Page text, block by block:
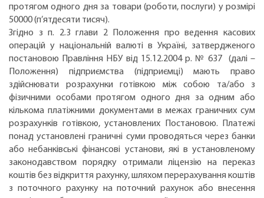
протягом одного дня за товари (роботи, послуги) у розмірі
50000 (п’ятдесяти тисяч).
Згідно з п. 2.3 глави 2 Положення про ведення касових
операцій у національній валюті в Україні, затвердженого
постановою Правління НБУ від 15.12.2004 р. № 637 (далі –
Положення) підприємства (підприємці) мають право
здійснювати розрахунки готівкою між собою та/або з
фізичними особами протягом одного дня за одним або
кількома платіжними документами в межах граничних сум
розрахунків готівкою, установлених Постановою. Платежі
понад установлені граничні суми проводяться через банки
або небанківські фінансові установи, які в установленому
законодавством порядку отримали ліцензію на переказ
коштів без відкриття рахунку, шляхом перерахування коштів
з поточного рахунку на поточний рахунок або внесення